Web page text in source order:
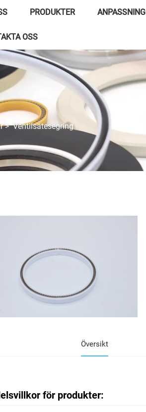
PRODUKTER ANPASSNING
OSS
>Ventilsätesegring
Översikt
för produkter: